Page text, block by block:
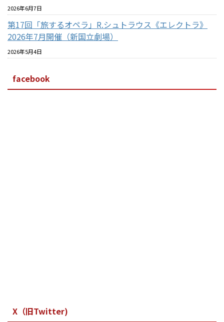
2026年6月7日
第17回「旅するオペラ」R.シュトラウス《エレクトラ》
2026年7月開催（新国立劇場）
2026年5月4日
facebook
X（旧Twitter)